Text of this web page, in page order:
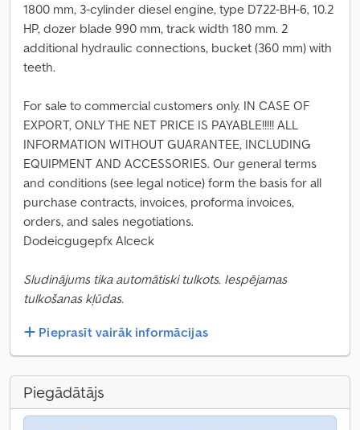
1800 mm, 3-cylinder diesel engine, type D722-BH-6, 10.2
HP, dozer blade 990 mm, track width 180 mm. 2
additional hydraulic connections, bucket (360 mm) with
teeth.
For sale to commercial customers only. IN CASE OF
EXPORT, ONLY THE NET PRICE IS PAYABLE!!!!! ALL
INFORMATION WITHOUT GUARANTEE, INCLUDING
EQUIPMENT AND ACCESSORIES. Our general terms
and conditions (see legal notice) form the basis for all
purchase contracts, invoices, proforma invoices,
orders, and sales negotiations.
Dodeicgugepfx Alceck
Sludinājums tika automātiski tulkots. Iespējamas
tulkošanas kļūdas.
Pieprasīt vairāk informācijas
Piegādātājs